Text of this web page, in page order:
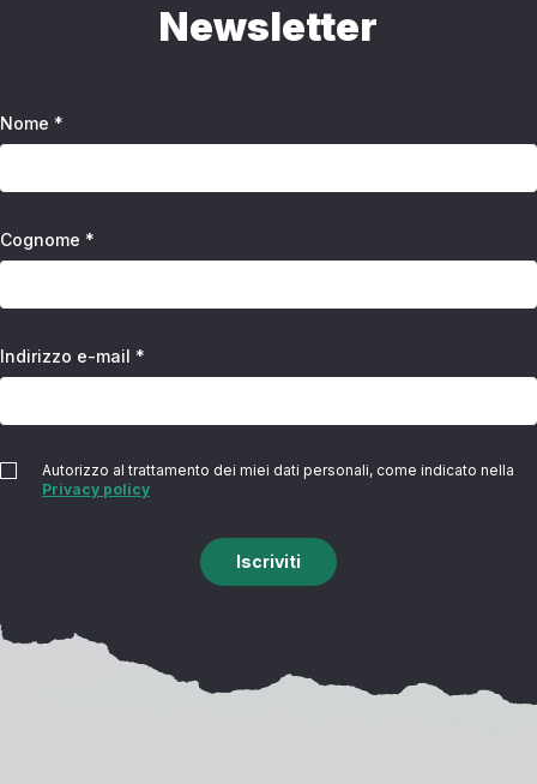
Newsletter
Nome *
Cognome *
Indirizzo e-mail *
Autorizzo al trattamento dei miei dati personali, come indicato nella
Privacy policy
Iscriviti